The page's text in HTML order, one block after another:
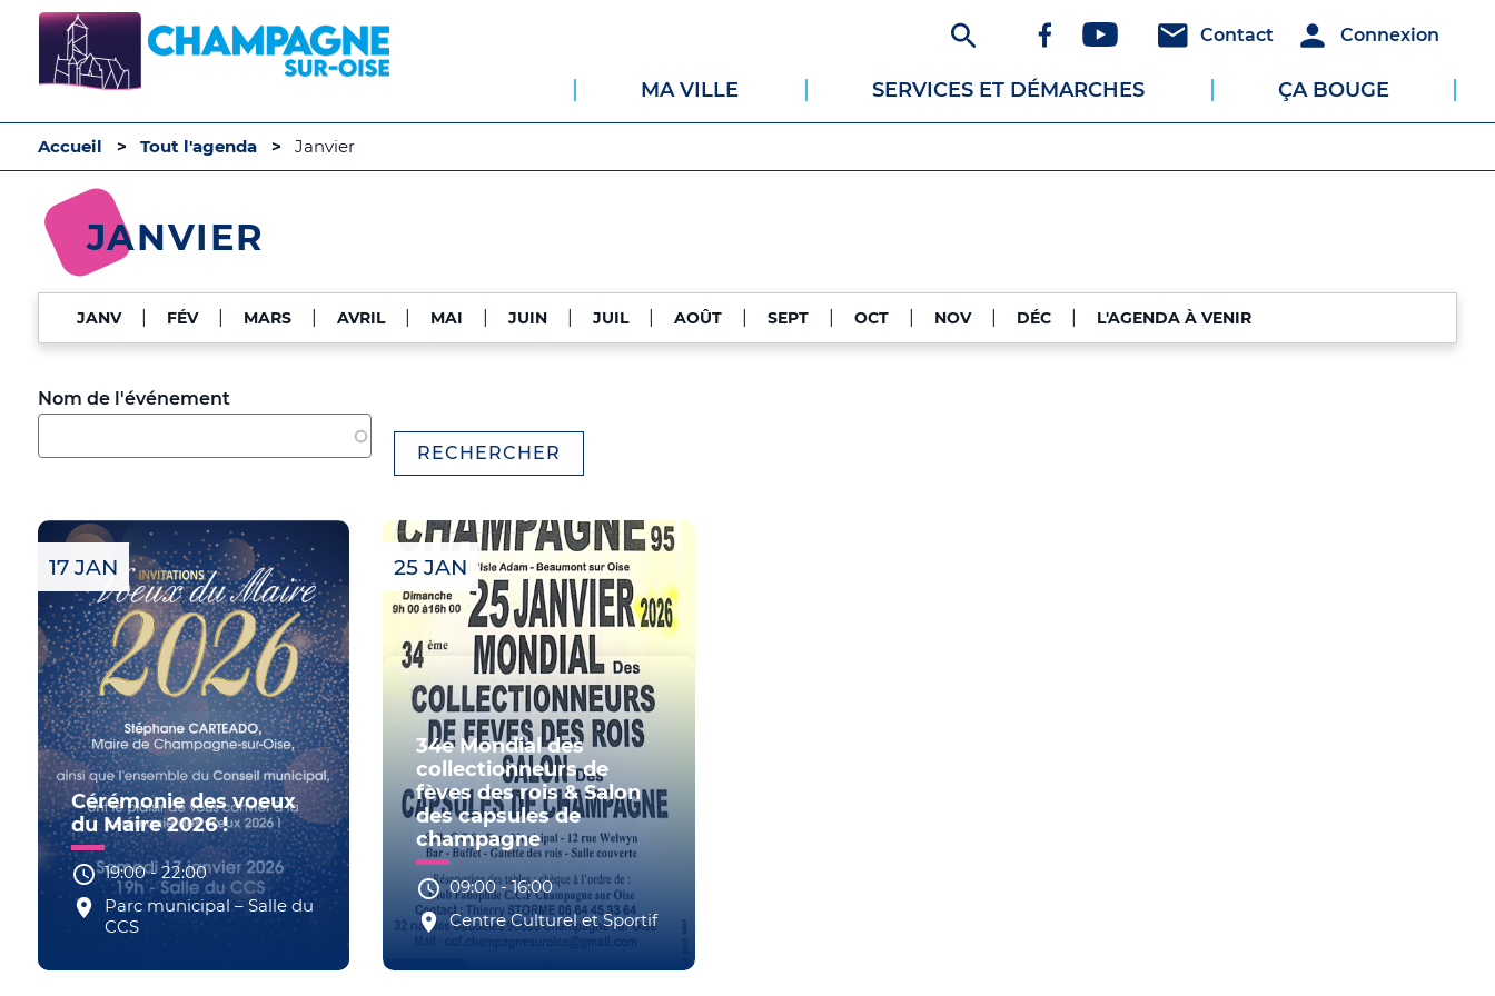
principal
Header
Connexion
Connexion
Header
Communication
Contact
Réseaux
sociaux
MA VILLE SERVICES ET DÉMARCHES ÇA BOUGE
Accueil Tout l'agenda Janvier
JANVIER
JANV FÉV MARS AVRIL MAI JUIN JUIL AOÛT SEPT OCT NOV DÉC L'AGENDA À VENIR
Nom de l'événement
RECHERCHER
17 JAN
Cérémonie des voeux
du Maire 2026 !
19:00-22:00
Parc municipal – Salle du
CCS
25 JAN
34e Mondial des
collectionneurs de
fèves des rois & Salon
des capsules de
champagne
09:00-16:00
Centre Culturel et Sportif